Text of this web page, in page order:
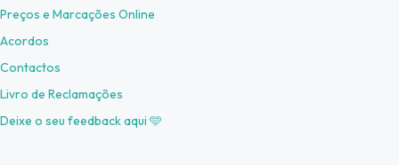
Preços e Marcações Online
Acordos
Contactos
Livro de Reclamações
Deixe o seu feedback aqui 🩵